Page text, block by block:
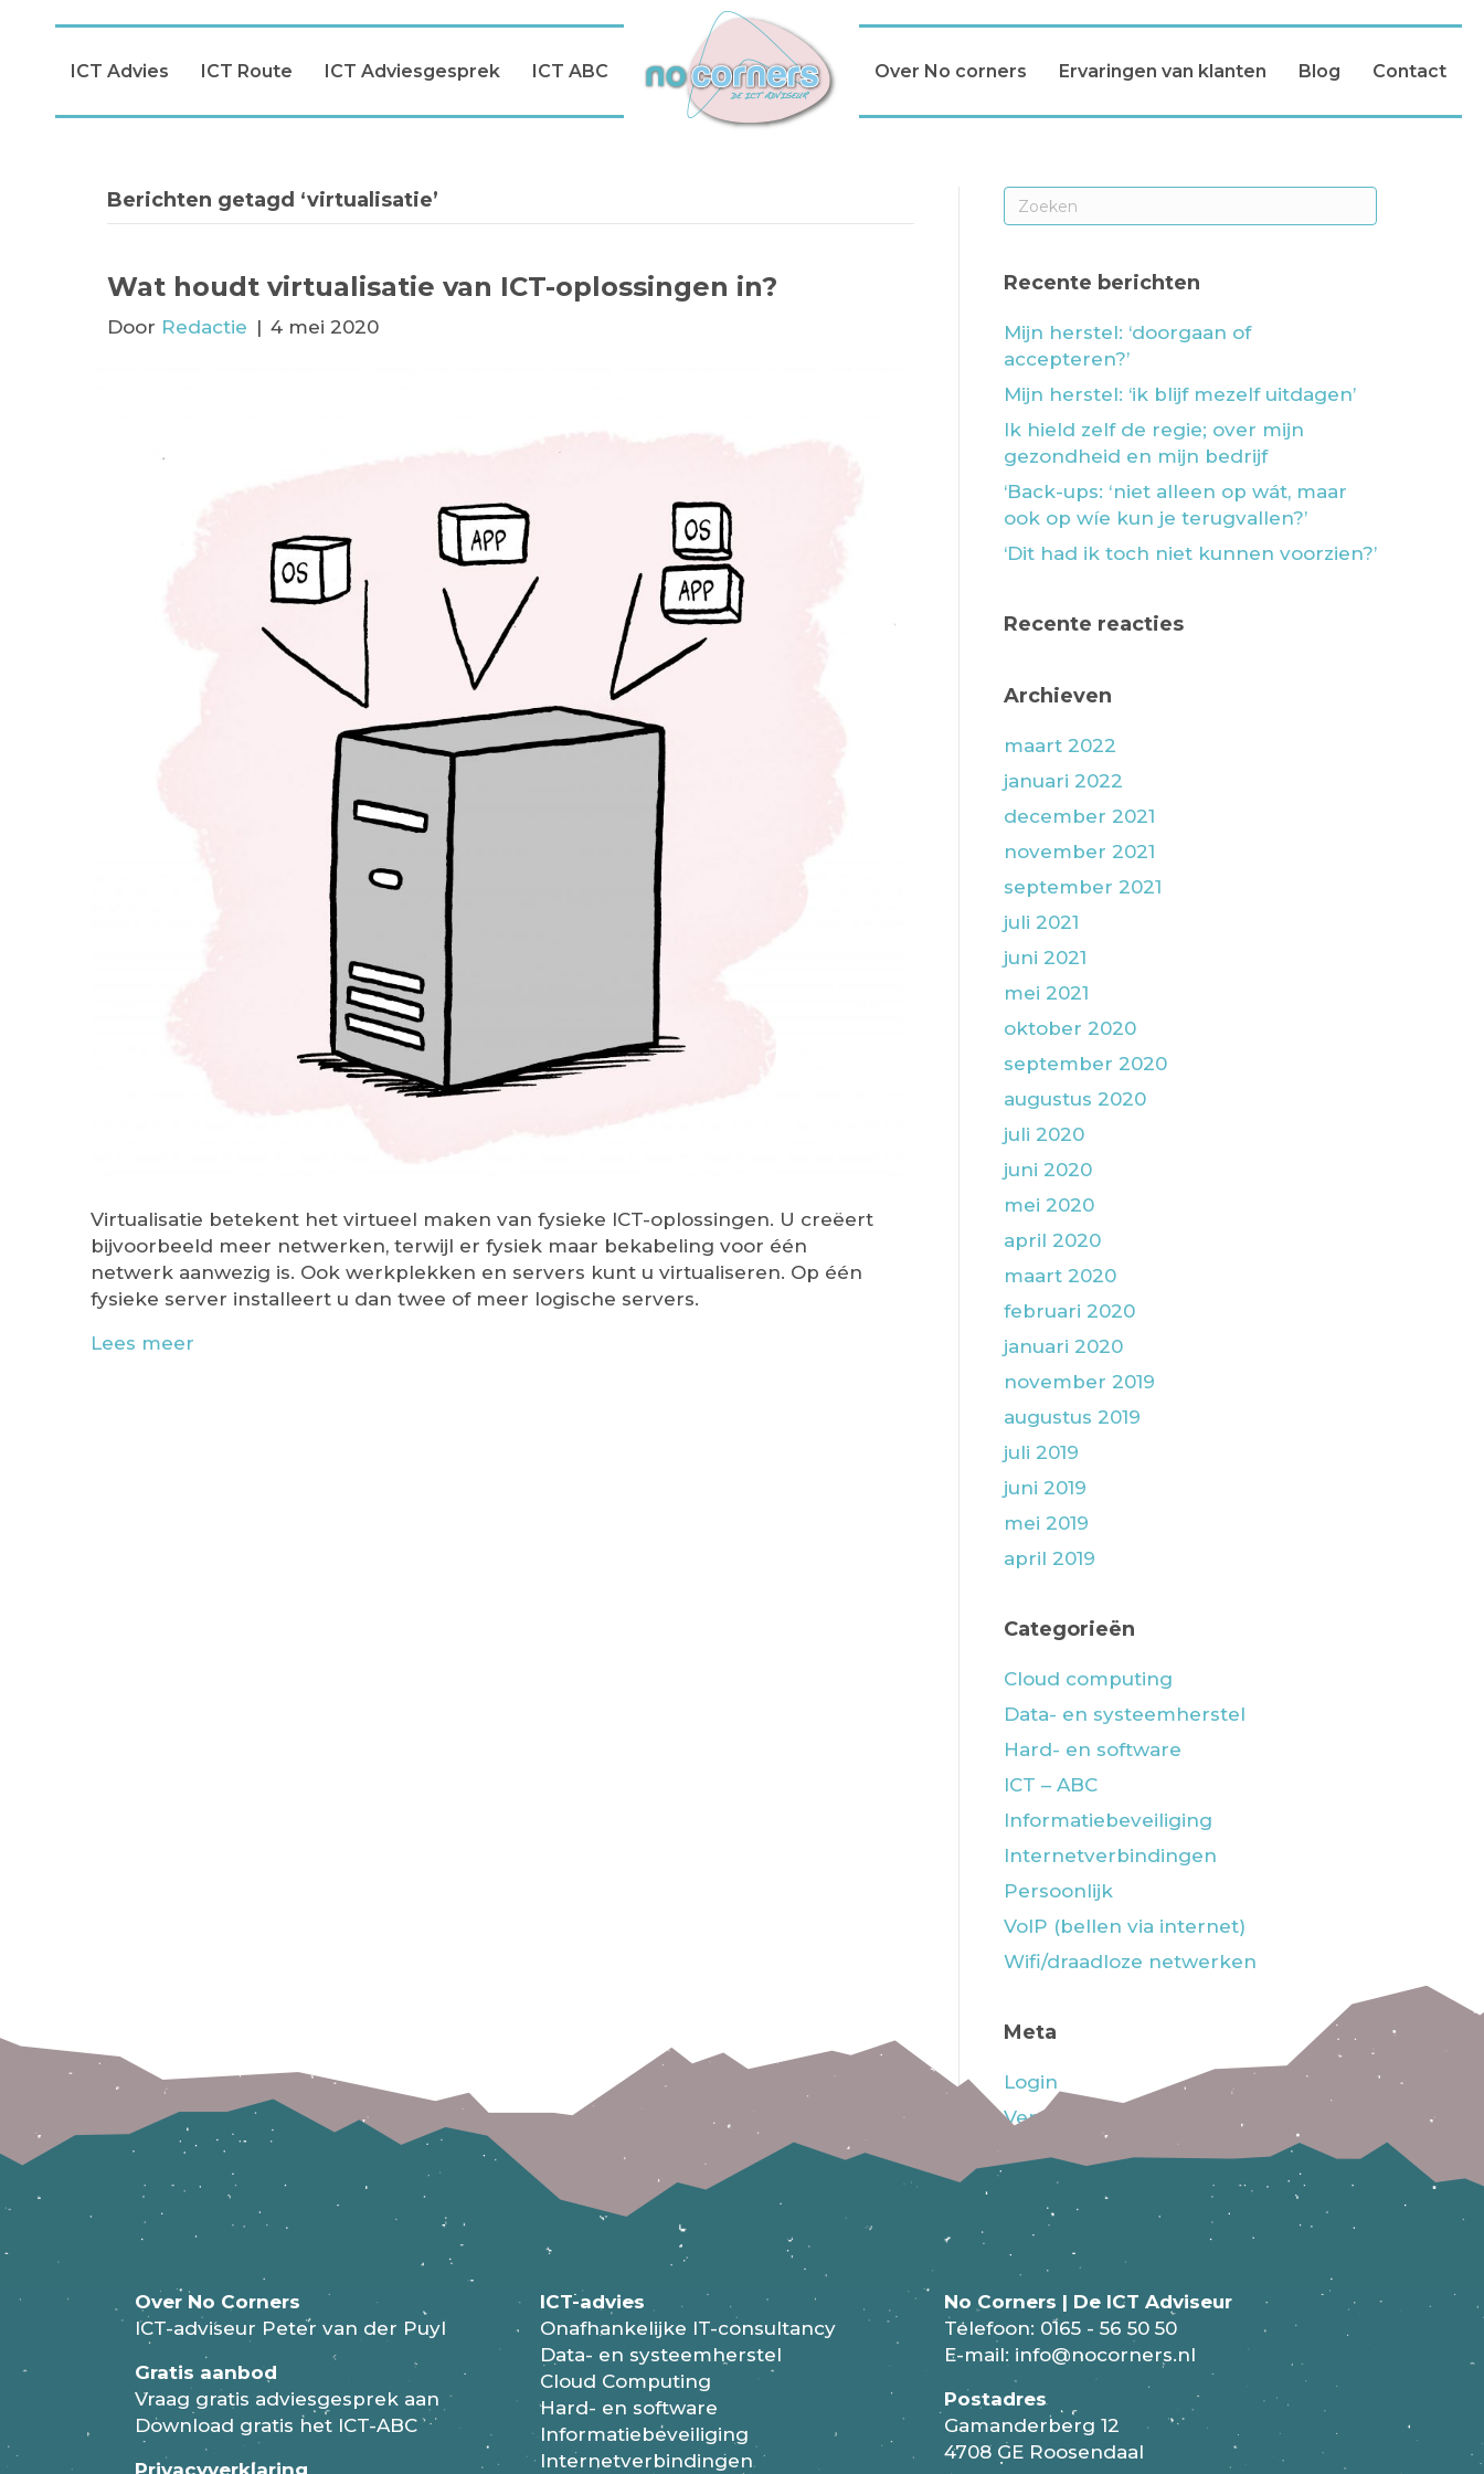
ICT Advies ICT Route ICT Adviesgesprek ICT ABC Over No corners Ervaringen van klanten Blog Contact
Berichten getagd ‘virtualisatie’
Wat houdt virtualisatie van ICT-oplossingen in?
Door Redactie | 4 mei 2020
Virtualisatie betekent het virtueel maken van fysieke ICT-oplossingen. U creëert
bijvoorbeeld meer netwerken, terwijl er fysiek maar bekabeling voor één
netwerk aanwezig is. Ook werkplekken en servers kunt u virtualiseren. Op één
fysieke server installeert u dan twee of meer logische servers.
Lees meer
Recente berichten
Mijn herstel: ‘doorgaan of
accepteren?’
Mijn herstel: ‘ik blijf mezelf uitdagen’
Ik hield zelf de regie; over mijn
gezondheid en mijn bedrijf
‘Back-ups: ‘niet alleen op wát, maar
ook op wíe kun je terugvallen?’
‘Dit had ik toch niet kunnen voorzien?’
Recente reacties
Archieven
maart 2022
januari 2022
december 2021
november 2021
september 2021
juli 2021
juni 2021
mei 2021
oktober 2020
september 2020
augustus 2020
juli 2020
juni 2020
mei 2020
april 2020
maart 2020
februari 2020
januari 2020
november 2019
augustus 2019
juli 2019
juni 2019
mei 2019
april 2019
Categorieën
Cloud computing
Data- en systeemherstel
Hard- en software
ICT – ABC
Informatiebeveiliging
Internetverbindingen
Persoonlijk
VoIP (bellen via internet)
Wifi/draadloze netwerken
Meta
Login
Vermeldingen feed
Reacties feed
WordPress.org
Over No Corners
ICT-adviseur Peter van der Puyl
Gratis aanbod
Vraag gratis adviesgesprek aan
Download gratis het ICT-ABC
Privacyverklaring
ICT-advies
Onafhankelijke IT-consultancy
Data- en systeemherstel
Cloud Computing
Hard- en software
Informatiebeveiliging
Internetverbindingen
No Corners | De ICT Adviseur
Telefoon: 0165 - 56 50 50
E-mail: info@nocorners.nl
Postadres
Gamanderberg 12
4708 GE Roosendaal